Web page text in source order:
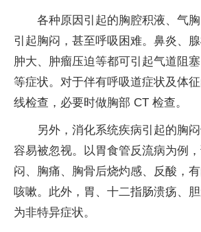
各种原因引起的胸腔积液、气
引起胸闷，甚至呼吸困难。鼻炎、
肿大、肿瘤压迫等都可引起气道阻
等症状。对于伴有呼吸道症状及体
线检查，必要时做胸部 CT 检查。
另外，消化系统疾病引起的胸
容易被忽视。以胃食管反流病为例
闷、胸痛、胸骨后烧灼感、反酸，
咳嗽。此外，胃、十二指肠溃疡、
为非特异症状。